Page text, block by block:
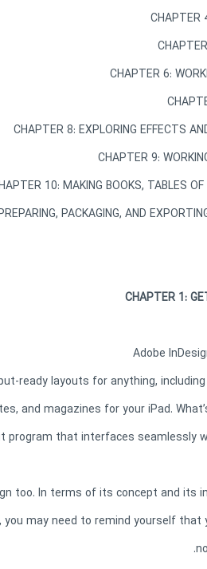
CHAPTER
CHAPTER 6:
CHAPTER 8: EXPLORING EFFECTS
CHAPTER 9:
10: MAKING BOOKS, TABLES
PACKAGING, AND
CHAPTER 1:
Adobe
ready layouts for anything,
and magazines for your iPad.
program that interfaces seamlessly
too. In terms of its concept and its
may need to remind yourself that